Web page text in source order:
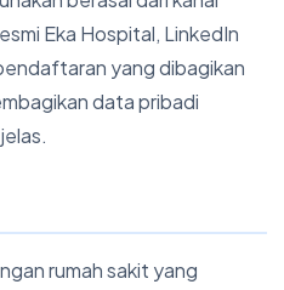
Eka Hospital, LinkedIn
yang dibagikan
data pribadi
rumah sakit yang